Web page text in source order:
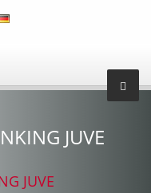
JUVE
JUVE